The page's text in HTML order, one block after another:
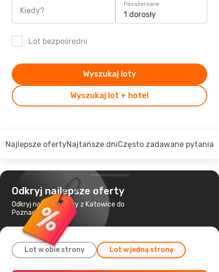
Kiedy?
Pasażerowie
1 dorosły
Lot bezpośredni
Wyszukaj lot + hotel
Wyszukaj loty
Najlepsze ofertyNajtańsze dniCzęsto zadawane pytania
Odkryj najlepsze oferty
Odkryj najtańsze loty z Katowice do
Poznań
Lot w obie strony Lot w jedną stronę